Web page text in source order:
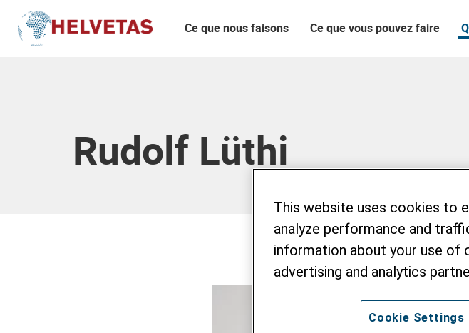
Ce que nous faisons Ce que vous pouvez faire
Rudolf Lüthi
This website uses cookies to
analyze performance and
information about your use of
advertising and analytics
Cookie Settings